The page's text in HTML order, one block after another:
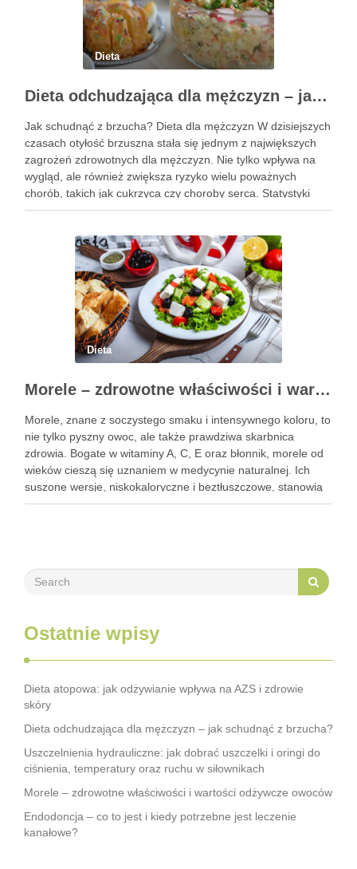
Dieta
Dieta odchudzająca dla mężczyzn – jak schudnąć z brzucha?
Jak schudnąć z brzucha? Dieta dla mężczyzn W dzisiejszych
czasach otyłość brzuszna stała się jednym z największych
zagrożeń zdrowotnych dla mężczyzn. Nie tylko wpływa na
wygląd, ale również zwiększa ryzyko wielu poważnych
chorób, takich jak cukrzyca czy choroby serca. Statystyki
pokazują, że obwód pasa przekraczający 102 cm jest
Dieta
Morele – zdrowotne właściwości i wartości odżywcze owoców
Morele, znane z soczystego smaku i intensywnego koloru, to
nie tylko pyszny owoc, ale także prawdziwa skarbnica
zdrowia. Bogate w witaminy A, C, E oraz błonnik, morele od
wieków cieszą się uznaniem w medycynie naturalnej. Ich
suszone wersje, niskokaloryczne i beztłuszczowe, stanowią
doskonałą przekąskę, która może wspierać walkę z
Ostatnie wpisy
Dieta atopowa: jak odżywianie wpływa na AZS i zdrowie
skóry
Dieta odchudzająca dla mężczyzn – jak schudnąć z brzucha?
Uszczelnienia hydrauliczne: jak dobrać uszczelki i oringi do
ciśnienia, temperatury oraz ruchu w siłownikach
Morele – zdrowotne właściwości i wartości odżywcze owoców
Endodoncja – co to jest i kiedy potrzebne jest leczenie
kanałowe?